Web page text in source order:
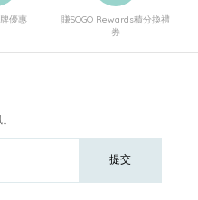
優惠
賺SOGO Rewards積分換禮
券
提交